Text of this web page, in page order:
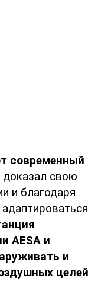
современный
свою
и благодаря
AESA и
и
целей